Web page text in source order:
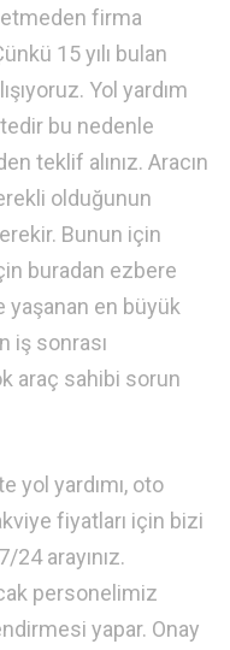
etmeden firma
15 yılı bulan
Yol yardım
bu nedenle
teklif alınız. Aracın
olduğunun
Bunun için
buradan ezbere
en büyük
iş sonrası
araç sahibi sorun
yol yardımı, oto
fiyatları için bizi
24 arayınız.
personelimiz
yapar. Onay